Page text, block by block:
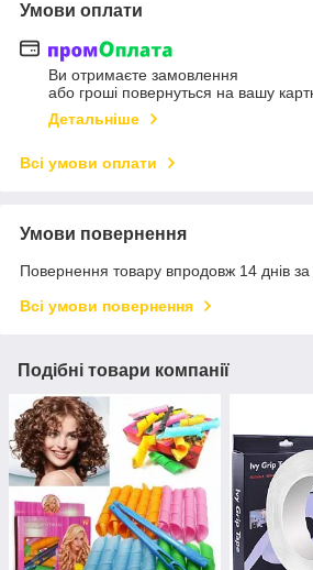
Умови оплати
Ви отримаєте замовлення
або гроші повернуться на вашу
Детальніше
Всі умови оплати
Умови повернення
Повернення товару впродовж 14 днів
Всі умови повернення
Подібні товари компанії